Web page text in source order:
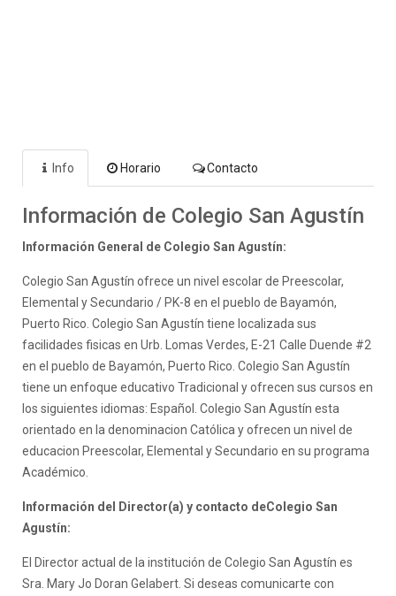
Info Horario Contacto
Información de Colegio San Agustín
Información General de Colegio San Agustín:
Colegio San Agustín ofrece un nivel escolar de Preescolar,
Elemental y Secundario / PK-8 en el pueblo de Bayamón,
Puerto Rico. Colegio San Agustín tiene localizada sus
facilidades fisicas en Urb. Lomas Verdes, E-21 Calle Duende #2
en el pueblo de Bayamón, Puerto Rico. Colegio San Agustín
tiene un enfoque educativo Tradicional y ofrecen sus cursos en
los siguientes idiomas: Español. Colegio San Agustín esta
orientado en la denominacion Católica y ofrecen un nivel de
educacion Preescolar, Elemental y Secundario en su programa
Académico.
Información del Director(a) y contacto deColegio San
Agustín:
El Director actual de la institución de Colegio San Agustín es
Sra. Mary Jo Doran Gelabert. Si deseas comunicarte con